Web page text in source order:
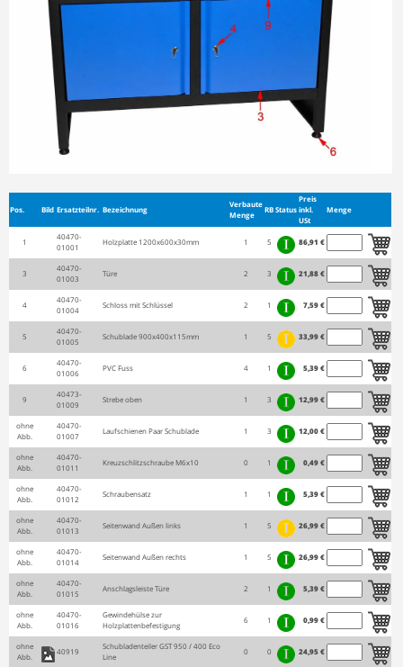
Pos. Bild Ersatzteilnr. Bezeichnung
Verbaute
Menge
RBStatus
Preis
inkl.
USt
Menge
1
40470-
01001
Holzplatte 1200x600x30mm 1 5 86,91 €
3
40470-
01003
Türe 2 3 21,88 €
4
40470-
01004
Schloss mit Schlüssel 2 1 7,59 €
5
40470-
01005
Schublade 900x400x115mm 1 5 33,99 €
6
40470-
01006
PVC Fuss 4 1 5,39 €
9
40473-
01009
Strebe oben 1 3 12,99 €
ohne
Abb.
40470-
01007
Laufschienen Paar Schublade 1 3 12,00 €
ohne
Abb.
40470-
01011
Kreuzschlitzschraube M6x10 0 1 0,49 €
ohne
Abb.
40470-
01012
Schraubensatz 1 1 5,39 €
ohne
Abb.
40470-
01013
Seitenwand Außen links 1 5 26,99 €
ohne
Abb.
40470-
01014
Seitenwand Außen rechts 1 5 26,99 €
ohne
Abb.
40470-
01015
Anschlagsleiste Türe 2 1 5,39 €
ohne
Abb.
40470-
01016
Gewindehülse zur
Holzplattenbefestigung
6 1 0,99 €
ohne
Abb.
40919
Schubladenteiler GST 950 / 400 Eco
Line
0 0 24,95 €